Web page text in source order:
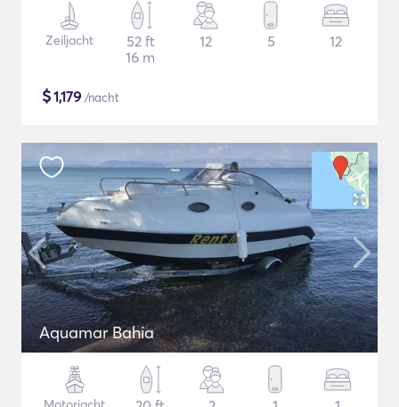
Zeiljacht
52 ft
16 m
12 5 12
$1,179 /nacht
Aquamar Bahia